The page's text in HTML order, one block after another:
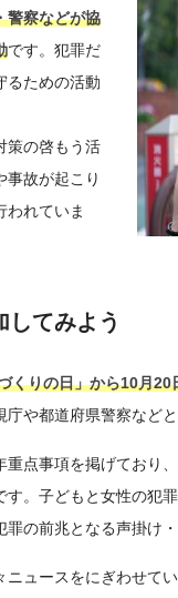
警察などが協
です。犯罪だ
るための活動
策の啓もう活
事故が起こり
われていま
してみよう
くりの日」から10月
や都道府県警察など
点事項を掲げており
。子どもと女性の犯
の前兆となる声掛け
ニュースをにぎわせて